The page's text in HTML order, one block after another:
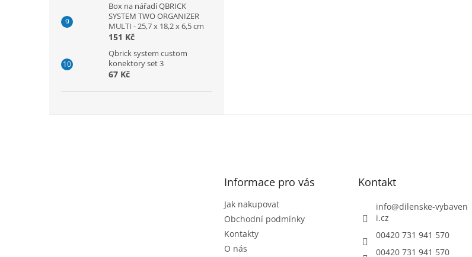
Box na nářadí QBRICK
SYSTEM TWO ORGANIZER
MULTI - 25,7 x 18,2 x 6,5 cm
151 Kč
Qbrick system custom
konektory set 3
67 Kč
Informace pro vás
Jak nakupovat
Obchodní podmínky
Kontakty
O nás
Kontakt
info@dilenske-vybaven
i.cz
00420 731 941 570
00420 731 941 570